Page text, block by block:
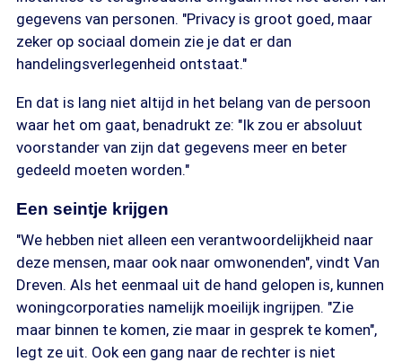
gegevens van personen. "Privacy is groot goed, maar
zeker op sociaal domein zie je dat er dan
handelingsverlegenheid ontstaat."
En dat is lang niet altijd in het belang van de persoon
waar het om gaat, benadrukt ze: "Ik zou er absoluut
voorstander van zijn dat gegevens meer en beter
gedeeld moeten worden."
Een seintje krijgen
"We hebben niet alleen een verantwoordelijkheid naar
deze mensen, maar ook naar omwonenden", vindt Van
Dreven. Als het eenmaal uit de hand gelopen is, kunnen
woningcorporaties namelijk moeilijk ingrijpen. "Zie
maar binnen te komen, zie maar in gesprek te komen",
legt ze uit. Ook een gang naar de rechter is niet